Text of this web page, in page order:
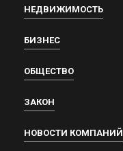
НЕДВИЖИМОСТЬ
БИЗНЕС
ОБЩЕСТВО
ЗАКОН
НОВОСТИ КОМПАНИЙ